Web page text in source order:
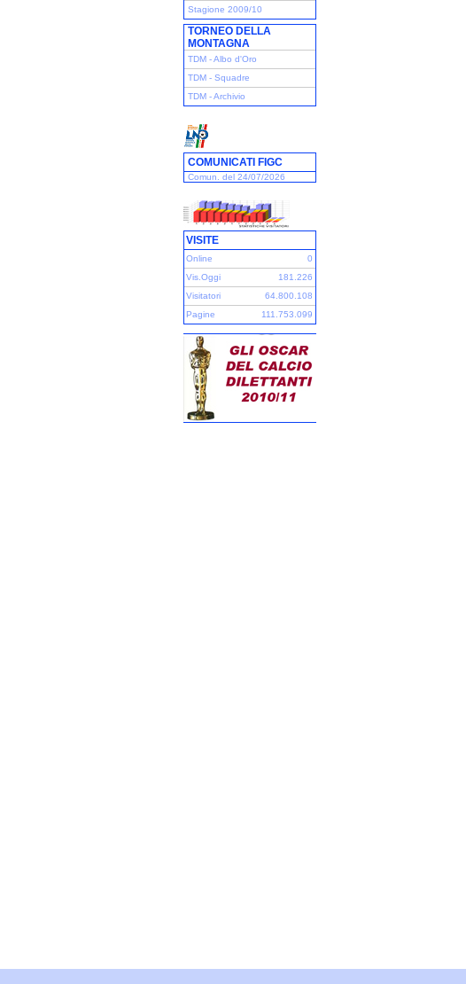
Stagione 2009/10
TORNEO DELLA
MONTAGNA
TDM - Albo d'Oro
TDM - Squadre
TDM - Archivio
COMUNICATI FIGC
Comun. del 24/07/2026
VISITE
Online
0
Vis.Oggi
181.226
Visitatori
64.800.108
Pagine
111.753.099